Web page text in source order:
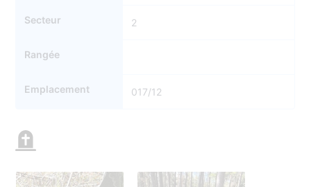
Secteur 2
Rangée
Emplacement 017/12